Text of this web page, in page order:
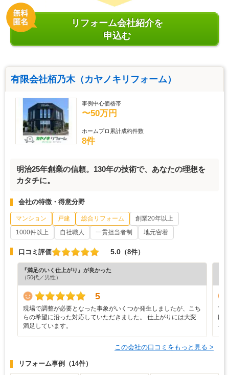
リフォーム会社紹介を
申込む
有限会社栢乃木（カヤノキリフォーム）
事例中心価格帯
〜50万円
ホームプロ累計成約件数
8件
明治25年創業の信頼。130年の技術で、あなたの理想を
カタチに。
会社の特徴・得意分野
マンション 戸建 総合リフォーム
創業20年以上
1000件以上
自社職人 一貫担当者制 地元密着
口コミ評価 5.0 （8件）
『満足のいく仕上がり』が良かった
（50代／男性）
5
現場で調整が必要となった事象がいくつか発生しましたが、こち
らの希望に沿った対応していただきました。 仕上がりには大変
満足しています。
営
応
を
この会社の口コミをもっと見る >
リフォーム事例 （14件）